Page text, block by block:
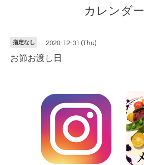
カレンダー
指定なし 2020-12-31 (Thu)
お節お渡し日